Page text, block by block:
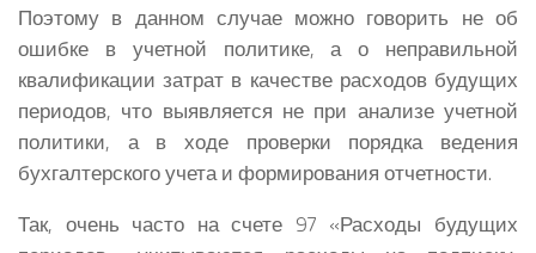
Поэтому в данном случае можно говорить не об
ошибке в учетной политике, а о неправильной
квалификации затрат в качестве расходов будущих
периодов, что выявляется не при анализе учетной
политики, а в ходе проверки порядка ведения
бухгалтерского учета и формирования отчетности.
Так, очень часто на счете 97 «Расходы будущих